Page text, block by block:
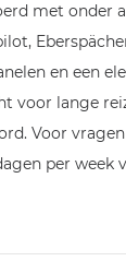
met onder
en een
voor lange
Voor
per week